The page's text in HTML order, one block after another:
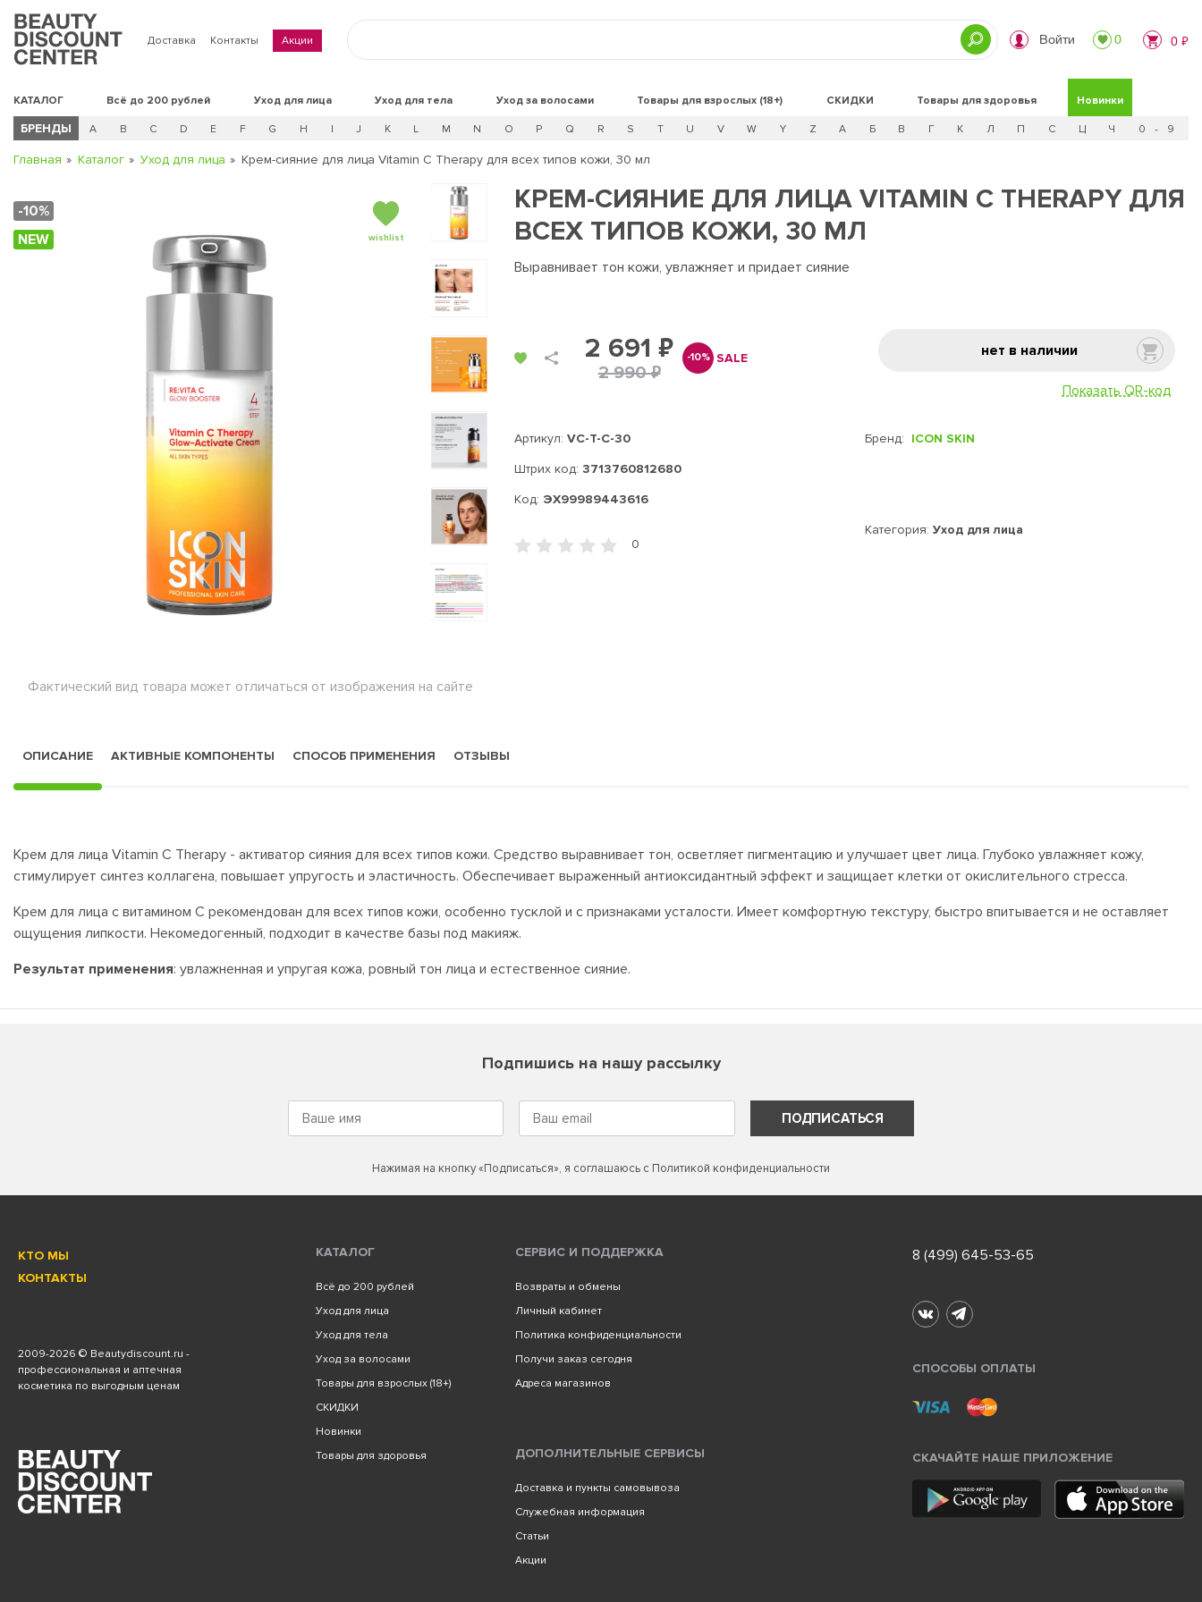
Доставка Контакты Акции Войти 0 0 ₽
КАТАЛОГ Всё до 200 рублей Уход для лица Уход для тела Уход за волосами Товары для взрослых (18+) СКИДКИ Новинки
Товары для здоровья
БРЕНДЫ A B C D E F G H I J K L M N O P Q R S T U V W Y Z А Б В Г К Л П С Ц Ч 0 - 9
Главная Каталог Уход для лица Крем-сияние для лица Vitamin C Therapy для всех типов кожи, 30 мл
-10%
NEW
wishlist
Фактический вид товара может отличаться от изображения на сайте
КРЕМ-СИЯНИЕ ДЛЯ ЛИЦА VITAMIN C THERAPY ДЛЯ
ВСЕХ ТИПОВ КОЖИ, 30 МЛ
Выравнивает тон кожи, увлажняет и придает сияние
2 691 ₽
2 990 ₽
-10% SALE нет в наличии
Показать QR-код
Артикул: VC-T-C-30
Штрих код: 3713760812680
Код: ЭХ99989443616
Бренд: ICON SKIN
Категория: Уход для лица
0
ОПИСАНИЕ АКТИВНЫЕ КОМПОНЕНТЫ СПОСОБ ПРИМЕНЕНИЯ ОТЗЫВЫ
Крем для лица Vitamin C Therapy - активатор сияния для всех типов кожи. Средство выравнивает тон, осветляет пигментацию и улучшает цвет лица. Глубоко увлажняет кожу,
стимулирует синтез коллагена, повышает упругость и эластичность. Обеспечивает выраженный антиоксидантный эффект и защищает клетки от окислительного стресса.
Крем для лица с витамином С рекомендован для всех типов кожи, особенно тусклой и с признаками усталости. Имеет комфортную текстуру, быстро впитывается и не оставляет
ощущения липкости. Некомедогенный, подходит в качестве базы под макияж.
Результат применения: увлажненная и упругая кожа, ровный тон лица и естественное сияние.
Подпишись на нашу рассылку
ПОДПИСАТЬСЯ
Нажимая на кнопку «Подписаться», я соглашаюсь с Политикой конфиденциальности
КТО МЫ
КОНТАКТЫ
2009-2026 © Beautydiscount.ru -
профессиональная и аптечная
косметика по выгодным ценам
КАТАЛОГ
Всё до 200 рублей
Уход для лица
Уход для тела
Уход за волосами
Товары для взрослых (18+)
СКИДКИ
Новинки
Товары для здоровья
СЕРВИС И ПОДДЕРЖКА
Возвраты и обмены
Личный кабинет
Политика конфиденциальности
Получи заказ сегодня
Адреса магазинов
ДОПОЛНИТЕЛЬНЫЕ СЕРВИСЫ
Доставка и пункты самовывоза
Служебная информация
Статьи
Акции
8 (499) 645-53-65
СПОСОБЫ ОПЛАТЫ
СКАЧАЙТЕ НАШЕ ПРИЛОЖЕНИЕ